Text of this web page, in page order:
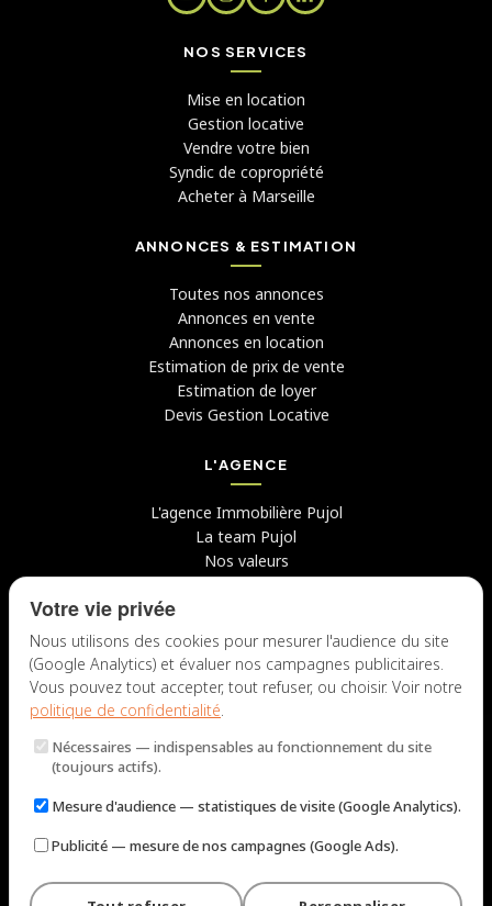
NOS SERVICES
Mise en location
Gestion locative
Vendre votre bien
Syndic de copropriété
Acheter à Marseille
ANNONCES & ESTIMATION
Toutes nos annonces
Annonces en vente
Annonces en location
Estimation de prix de vente
Estimation de loyer
Devis Gestion Locative
L'AGENCE
L'agence Immobilière Pujol
La team Pujol
Nos valeurs
Candidater chez nous
NOUS CONTACTER
Lun – Jeu : 9h – 12h / 14h – 18h
Votre vie privée
Nous utilisons des cookies pour mesurer l'audience du site
(Google Analytics) et évaluer nos campagnes publicitaires.
Vous pouvez tout accepter, tout refuser, ou choisir. Voir notre
politique de confidentialité.
Nécessaires — indispensables au fonctionnement du site
(toujours actifs).
Mesure d'audience — statistiques de visite (Google Analytics).
Publicité — mesure de nos campagnes (Google Ads).